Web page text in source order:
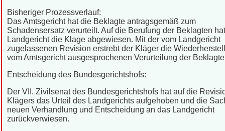
Bisheriger Prozessverlauf:
Das Amtsgericht hat die Beklagte antragsgemäß zum
Schadensersatz verurteilt. Auf die Berufung der Beklagten
Landgericht die Klage abgewiesen. Mit der vom Landgericht
zugelassenen Revision erstrebt der Kläger die
vom Amtsgericht ausgesprochenen Verurteilung der
Entscheidung des Bundesgerichtshofs:
Der VII. Zivilsenat des Bundesgerichtshofs hat auf die
Klägers das Urteil des Landgerichts aufgehoben und die
neuen Verhandlung und Entscheidung an das Landgericht
zurückverwiesen.